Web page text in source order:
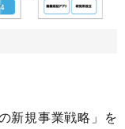
新規事業戦略」を